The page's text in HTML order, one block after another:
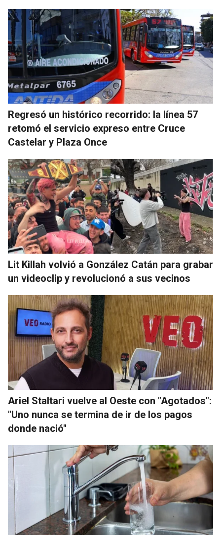
Regresó un histórico recorrido: la línea 57
retomó el servicio expreso entre Cruce
Castelar y Plaza Once
Lit Killah volvió a González Catán para grabar
un videoclip y revolucionó a sus vecinos
Ariel Staltari vuelve al Oeste con "Agotados":
"Uno nunca se termina de ir de los pagos
donde nació"